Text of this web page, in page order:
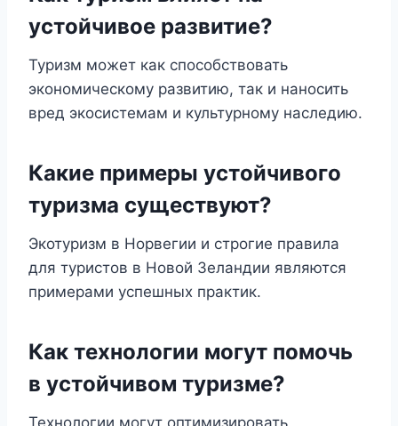
устойчивое развитие?
Туризм может как способствовать
экономическому развитию, так и наносить
вред экосистемам и культурному наследию.
Какие примеры устойчивого
туризма существуют?
Экотуризм в Норвегии и строгие правила
для туристов в Новой Зеландии являются
примерами успешных практик.
Как технологии могут помочь
в устойчивом туризме?